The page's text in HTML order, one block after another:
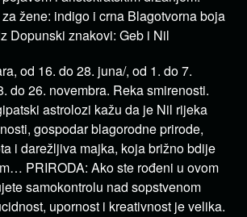
žene: indigo i crna Blagotvorna boja
Dopunski znakovi: Geb i Nil
od 16. do 28. juna/, od 1. do 7.
do 26. novembra. Reka smirenosti.
astrolozi kažu da je Nil rijeka
gospodar blagorodne prirode,
i darežljiva majka, koja brižno bdije
PRIRODA: Ako ste rođeni u ovom
samokontrolu nad sopstvenom
upornost i kreativnost je velika.